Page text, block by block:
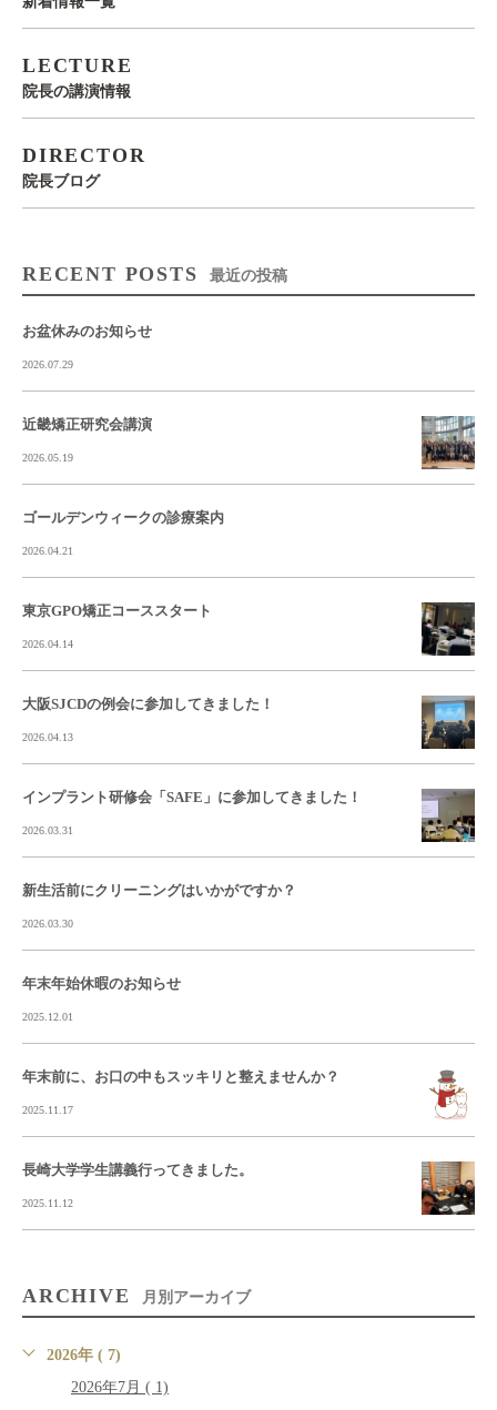
LECTURE
院長の講演情報
DIRECTOR
院長ブログ
RECENT POSTS 最近の投稿
お盆休みのお知らせ
2026.07.29
近畿矯正研究会講演
2026.05.19
ゴールデンウィークの診療案内
2026.04.21
東京GPO矯正コーススタート
2026.04.14
大阪SJCDの例会に参加してきました！
2026.04.13
インプラント研修会「SAFE」に参加してきました！
2026.03.31
新生活前にクリーニングはいかがですか？
2026.03.30
年末年始休暇のお知らせ
2025.12.01
年末前に、お口の中もスッキリと整えませんか？
2025.11.17
長崎大学学生講義行ってきました。
2025.11.12
ARCHIVE 月別アーカイブ
2026年 ( 7)
2026年7月 ( 1)